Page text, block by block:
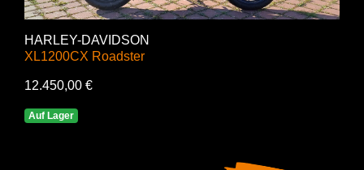
HARLEY-DAVIDSON
XL1200CX Roadster
12.450,00 €
Auf Lager